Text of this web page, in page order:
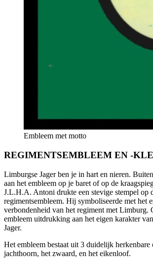
Embleem met motto
REGIMENTSEMBLEEM EN -
Limburgse Jager ben je in hart en nieren.
aan het embleem op je baret of op de
J.L.H.A. Antoni drukte een stevige stempel op
regimentsembleem. Hij symboliseerde met het
verbondenheid van het regiment met Limburg.
embleem uitdrukking aan het eigen karakter
Jager.
Het embleem bestaat uit 3 duidelijk herkenbare
jachthoorn, het zwaard, en het eikenloof.